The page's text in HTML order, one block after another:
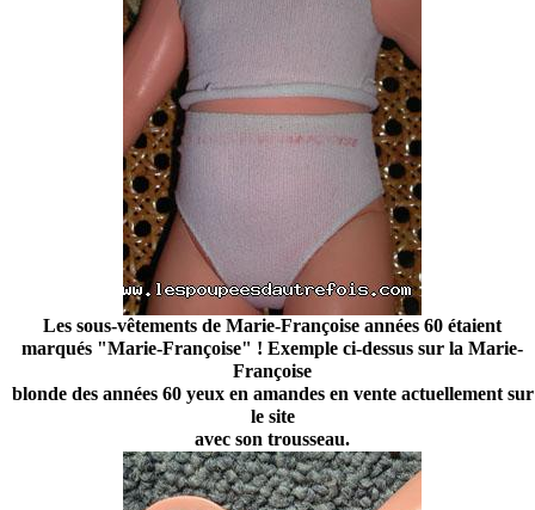
Les sous-vêtements de Marie-Françoise années 60 étaient
marqués "Marie-Françoise" ! Exemple ci-dessus sur la Marie-
Françoise
blonde des années 60 yeux en amandes en vente actuellement sur
le site
avec son trousseau.